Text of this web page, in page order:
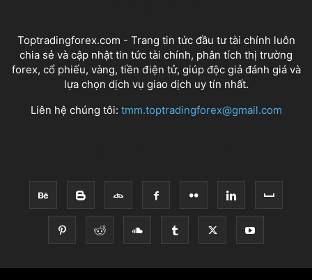
Toptradingforex.com - Trang tin tức đầu tư tài chính luôn
chia sẻ và cập nhật tin tức tài chính, phân tích thị trường
forex, cổ phiếu, vàng, tiền điện tử, giúp độc giả đánh giá và
lựa chọn dịch vụ giao dịch uy tín nhất.
Liên hệ chúng tôi: tmm.toptradingforex@gmail.com